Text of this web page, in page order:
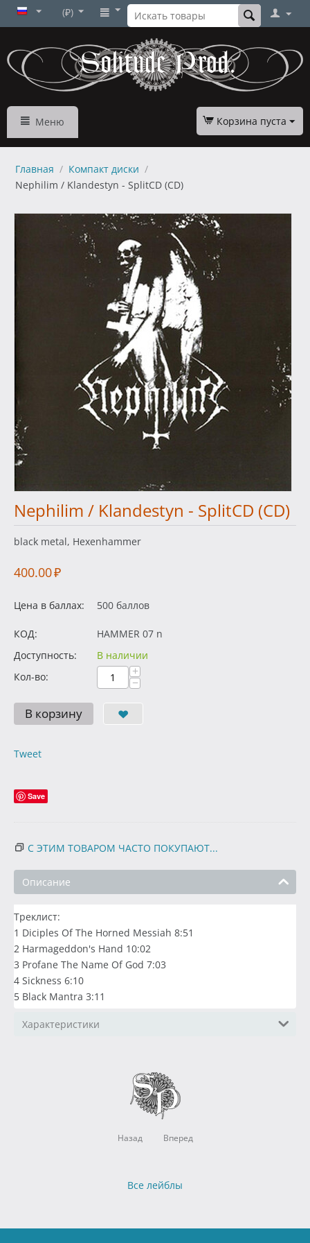
(₽)
Меню Корзина пуста
Главная / Компакт диски /
Nephilim / Klandestyn - SplitCD (CD)
Nephilim / Klandestyn - SplitCD (CD)
black metal, Hexenhammer
400.00₽
Цена в баллах: 500 баллов
КОД:
HAMMER 07 n
Доступность:
В наличии
Кол-во:
+
−
В корзину
Tweet
Save
С ЭТИМ ТОВАРОМ ЧАСТО ПОКУПАЮТ...
Описание
Треклист:
1 Diciples Of The Horned Messiah 8:51
2 Harmageddon's Hand 10:02
3 Profane The Name Of God 7:03
4 Sickness 6:10
5 Black Mantra 3:11
Характеристики
Назад Вперед
Все лейблы